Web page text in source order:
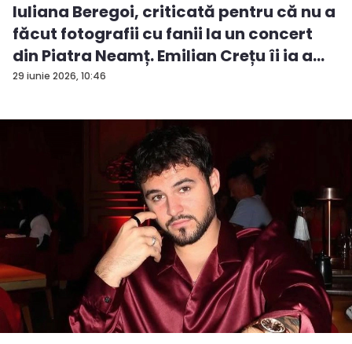
29 iunie 2026, 10:46
Iuliana Beregoi, criticată pentru că nu a
făcut fotografii cu fanii la un concert
din Piatra Neamț. Emilian Crețu îi ia a...